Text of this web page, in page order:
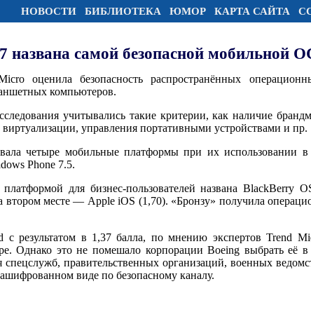
НОВОСТИ БИБЛИОТЕКА ЮМОР КАРТА САЙТА
названа самой безопасной мобильной
оценила безопасность распространённых
компьютеров.
учитывались такие критерии, как наличие
управления портативными устройствами и пр.
четыре мобильные платформы при их использовании
Phone 7.5.
для бизнес-пользователей названа BlackBerry
втором месте — Apple iOS (1,70). «Бронзу» получила
с результатом в 1,37 балла, по мнению экспертов Trend
Однако это не помешало корпорации Boeing выбрать её в
спецслужб, правительственных организаций, военных
виде по безопасному каналу.